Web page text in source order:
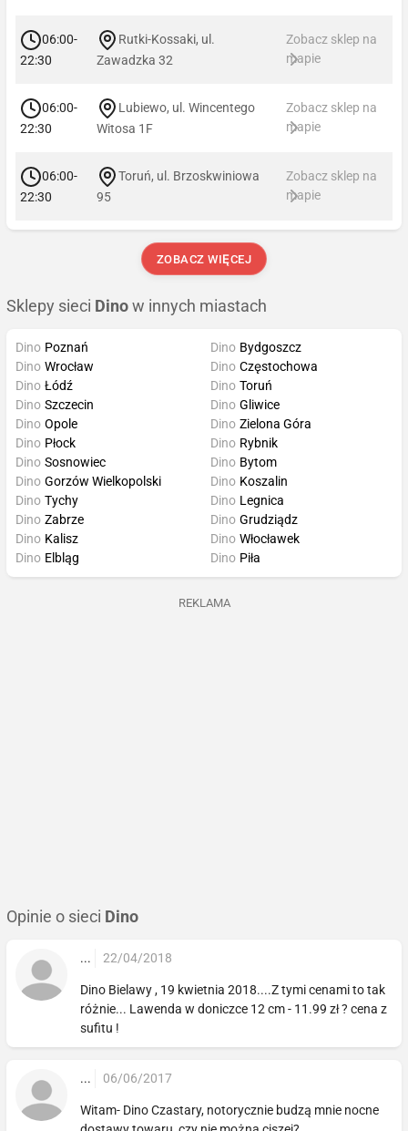
06:00-
22:30
Rutki-Kossaki, ul.
Zawadzka 32
Zobacz sklep na
mapie
06:00-
22:30
Lubiewo, ul. Wincentego
Witosa 1F
Zobacz sklep na
mapie
06:00-
22:30
Toruń, ul. Brzoskwiniowa
95
Zobacz sklep na
mapie
ZOBACZ WIĘCEJ
Sklepy sieci Dino w innych miastach
Dino Poznań
Dino Wrocław
Dino Łódź
Dino Szczecin
Dino Bydgoszcz
Dino Częstochowa
Dino Toruń
Dino Gliwice
Dino Opole
Dino Płock
Dino Sosnowiec
Dino Gorzów Wielkopolski
Dino Zielona Góra
Dino Rybnik
Dino Bytom
Dino Koszalin
Dino Tychy
Dino Zabrze
Dino Kalisz
Dino Elbląg
Dino Legnica
Dino Grudziądz
Dino Włocławek
Dino Piła
REKLAMA
Opinie o sieci Dino
... 22/04/2018
Dino Bielawy , 19 kwietnia 2018....Z tymi cenami to tak
różnie... Lawenda w doniczce 12 cm - 11.99 zł ? cena z
sufitu !
... 06/06/2017
Witam- Dino Czastary, notorycznie budzą mnie nocne